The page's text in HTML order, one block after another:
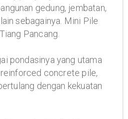
gedung, jembatan,
sebagainya. Mini Pile
Pancang.
pondasinya yang utama
concrete pile,
dengan kekuatan